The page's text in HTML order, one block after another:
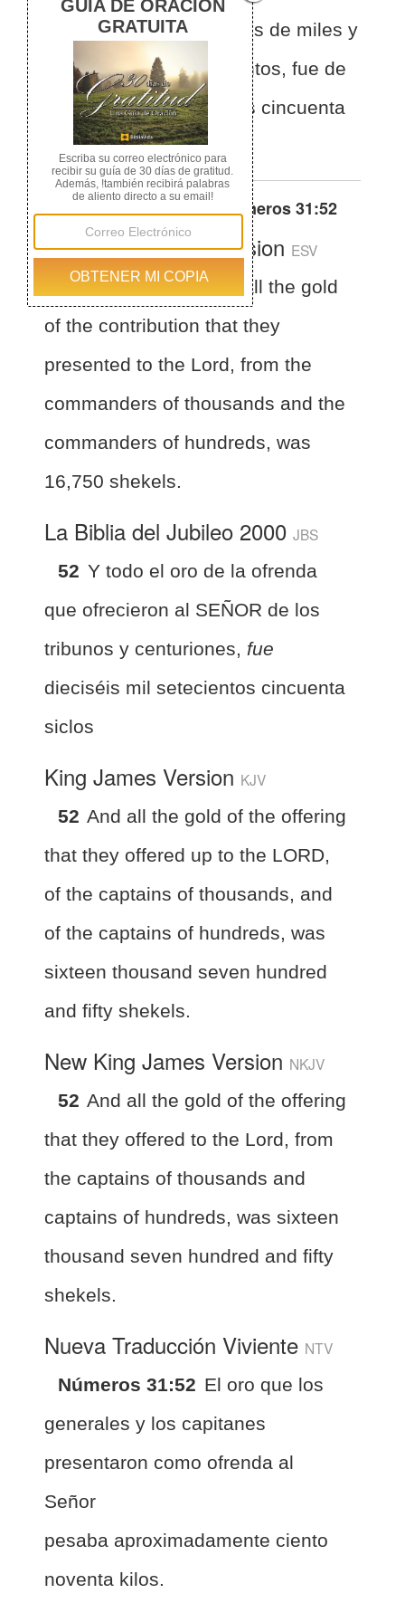
SEÑOR, de los capitanes de miles y
de los capitanes de cientos, fue de
dieciséis mil setecientos cincuenta
siclos.
Otras traducciones deNúmeros 31:52
English Standard Version ESV
Numbers 31:52
And all the gold
of the contribution that they
presented to the Lord, from the
commanders of thousands and the
commanders of hundreds, was
16,750 shekels.
La Biblia del Jubileo 2000 JBS
52 Y todo el oro de la ofrenda
que ofrecieron al SEÑOR de los
tribunos y centuriones, fue
dieciséis mil setecientos cincuenta
siclos
King James Version KJV
52 And all the gold of the offering
that they offered up to the LORD,
of the captains of thousands, and
of the captains of hundreds, was
sixteen thousand seven hundred
and fifty shekels.
New King James Version NKJV
52 And all the gold of the offering
that they offered to the Lord, from
the captains of thousands and
captains of hundreds, was sixteen
thousand seven hundred and fifty
shekels.
Nueva Traducción Viviente NTV
Números 31:52 El oro que los
generales y los capitanes
presentaron como ofrenda al
Señor
pesaba aproximadamente ciento
noventa kilos.